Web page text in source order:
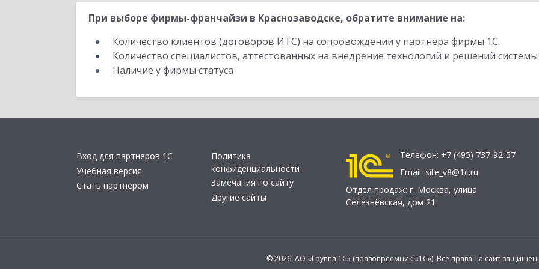
При выборе фирмы-франчайзи в Краснозаводске, обратите внимание на:
Количество клиентов (договоров ИТС) на сопровождении у партнера фирмы 1С.
Количество специалистов, аттестованных на внедрение технологий и решений
Наличие у фирмы статуса
Вход для партнеров 1С
Учебная версия
Стать партнером
Политика
конфиденциальности
Замечания по сайту
Другие сайты
Телефон: +7 (495) 737-92-57
Email: site_v8@1c.ru
Отдел продаж: г. Москва, улица
Селезнёвская, дом 21
© 2026 АО «Группа 1С» (правопреемник «1С»). Все права на сайт